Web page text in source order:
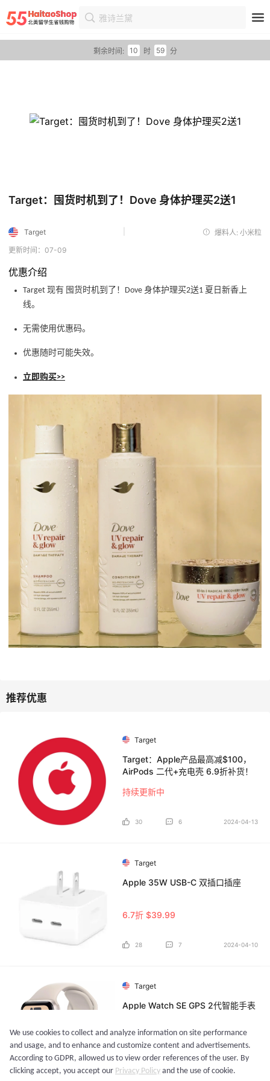
雅诗兰黛
首页 优惠 优惠详情
Target：囤货时机到了！Dove 身体护理买2送1
Target
爆料人: 小米粒
更新时间：07-09
剩余时间: 10 时 59 分
优惠介绍
Target 现有 囤货时机到了！Dove 身体护理买2送1 夏日新香上
线。
无需使用优惠码。
优惠随时可能失效。
立即购买>>
Target
Target：Apple产品最高减$100，
AirPods 二代+充电壳 6.9折补货！
持续更新中
30 6 2024-04-13
Target
Apple 35W USB-C 双插口插座
6.7折 $39.99
28 7 2024-04-10
Target
Apple Watch SE GPS 2代智能手表
8折 $199.99
29 5 2024-03-12
We use cookies to collect and analyze information on site performance
and usage, and to enhance and customize content and advertisements.
According to GDPR, allowed us to view order references of the user. By
clicking accept, you accept our Privacy Policy and the use of cookie.